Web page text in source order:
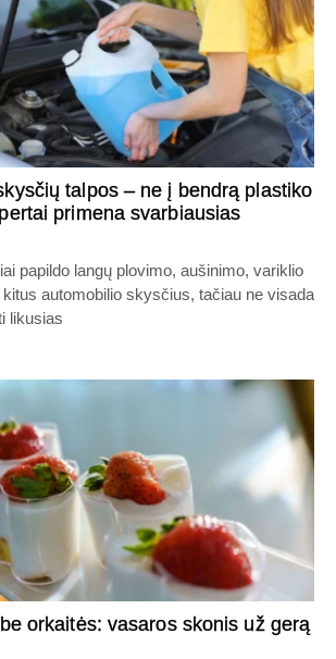
talpos – ne į bendrą plastiko
primena svarbiausias
papildo langų plovimo, aušinimo, variklio
automobilio skysčius, tačiau ne visada
likusias
orkaitės: vasaros skonis už gerą